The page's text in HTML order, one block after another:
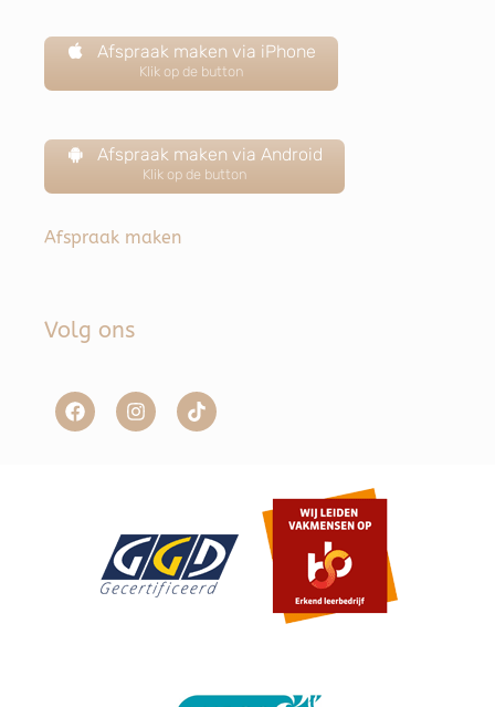
Afspraak maken via iPhone
Klik op de button
Afspraak maken via Android
Klik op de button
Afspraak maken
Volg ons